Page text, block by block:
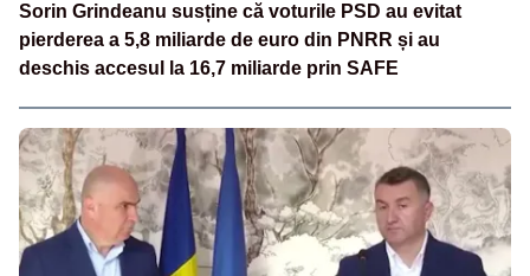
Sorin Grindeanu susține că voturile PSD au evitat
pierderea a 5,8 miliarde de euro din PNRR și au
deschis accesul la 16,7 miliarde prin SAFE